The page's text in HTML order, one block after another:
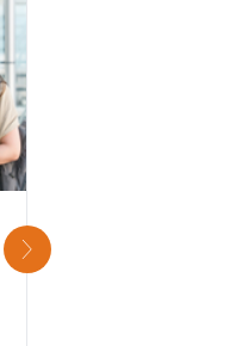
次のスライド